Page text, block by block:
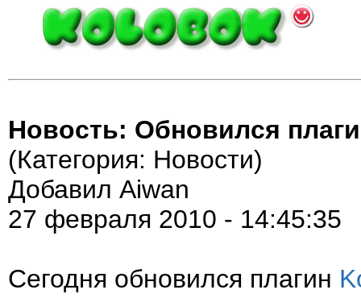
Новость: Обновился
(Категория: Новости)
Добавил Aiwan
27 февраля 2010 - 14:45:35
Сегодня обновился плагин